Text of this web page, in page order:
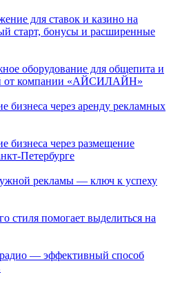
для ставок и казино на
старт, бонусы и расширенные
оборудование для общепита и
от компании «АЙСИЛАЙН»
бизнеса через аренду рекламных
бизнеса через размещение
Петербурге
рекламы — ключ к успеху
стиля помогает выделиться на
— эффективный способ